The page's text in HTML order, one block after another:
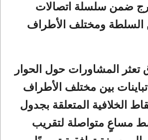
ضمن سلسلة اتصالات
السلطة ومختلف الأطراف
تعثر المشاورات حول الحوار
بين مختلف الأطراف
الخلافية المتعلقة بجدول
مساعٍ متواصلة لتقريب